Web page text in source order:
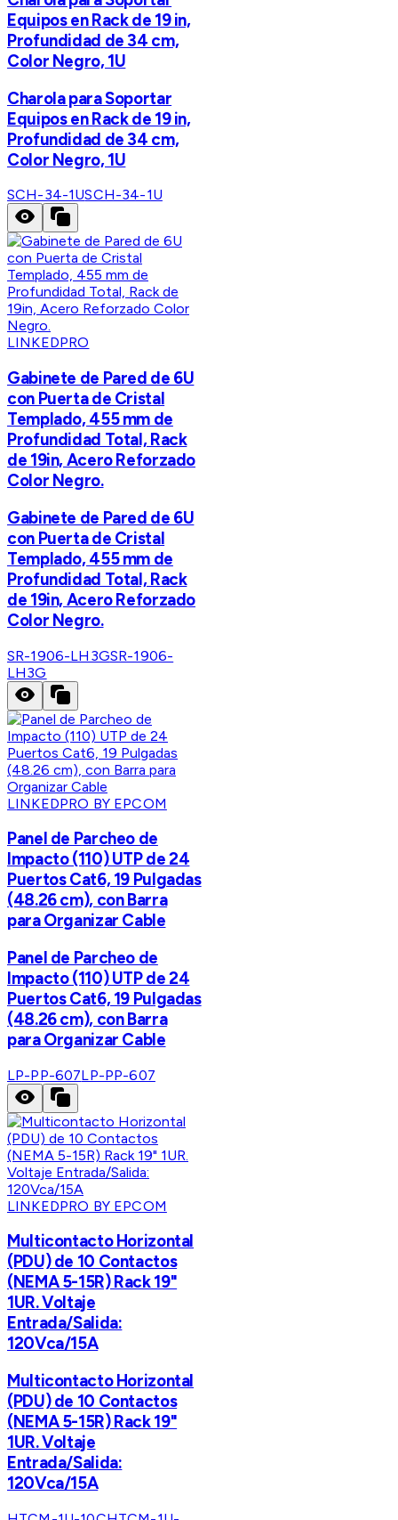
Equipos en Rack de 19 in,
Profundidad de 34 cm,
Color Negro, 1U
Charola para Soportar
Equipos en Rack de 19 in,
Profundidad de 34 cm,
Color Negro, 1U
SCH-34-1USCH-34-1U
LINKEDPRO
Gabinete de Pared de 6U
con Puerta de Cristal
Templado, 455 mm de
Profundidad Total, Rack
de 19in, Acero Reforzado
Color Negro.
Gabinete de Pared de 6U
con Puerta de Cristal
Templado, 455 mm de
Profundidad Total, Rack
de 19in, Acero Reforzado
Color Negro.
SR-1906-LH3GSR-1906-
LH3G
LINKEDPRO BY EPCOM
Panel de Parcheo de
Impacto (110) UTP de 24
Puertos Cat6, 19 Pulgadas
(48.26 cm), con Barra
para Organizar Cable
Panel de Parcheo de
Impacto (110) UTP de 24
Puertos Cat6, 19 Pulgadas
(48.26 cm), con Barra
para Organizar Cable
LP-PP-607LP-PP-607
LINKEDPRO BY EPCOM
Multicontacto Horizontal
(PDU) de 10 Contactos
(NEMA 5-15R) Rack 19"
1UR. Voltaje
Entrada/Salida:
120Vca/15A
Multicontacto Horizontal
(PDU) de 10 Contactos
(NEMA 5-15R) Rack 19"
1UR. Voltaje
Entrada/Salida:
120Vca/15A